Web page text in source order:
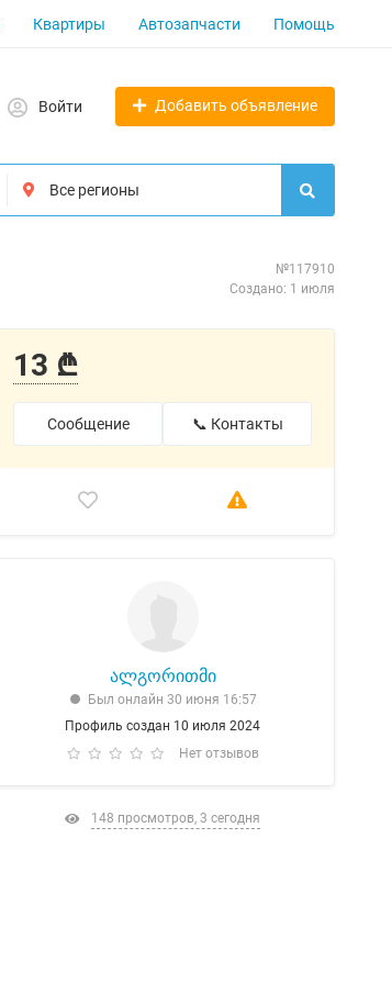
Квартиры Автозапчасти Помощь
Войти Добавить объявление
№117910
Создано: 1 июля
13 ₾
Сообщение 📞 Контакты
ალგორითმი
Был онлайн 30 июня 16:57
Профиль создан 10 июля 2024
Нет отзывов
148 просмотров, 3 сегодня